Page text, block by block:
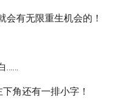
会有无限重生机会的！
……
角还有一排小字！